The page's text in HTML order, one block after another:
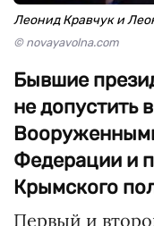
Леонид Кравчук и
© novayavolna.com
Бывшие
не допустить
Федерации и
Крымского
Первый и